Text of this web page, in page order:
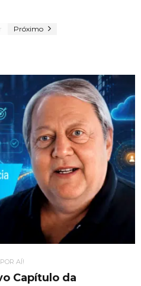
Próximo
AÍ!
Capítulo da